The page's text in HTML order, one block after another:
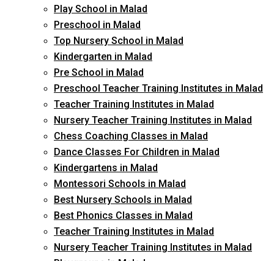
Play School in Malad
Preschool in Malad
Top Nursery School in Malad
Kindergarten in Malad
Pre School in Malad
Preschool Teacher Training Institutes in Malad
Teacher Training Institutes in Malad
Nursery Teacher Training Institutes in Malad
Chess Coaching Classes in Malad
Dance Classes For Children in Malad
Kindergartens in Malad
Montessori Schools in Malad
Best Nursery Schools in Malad
Best Phonics Classes in Malad
Teacher Training Institutes in Malad
Nursery Teacher Training Institutes in Malad